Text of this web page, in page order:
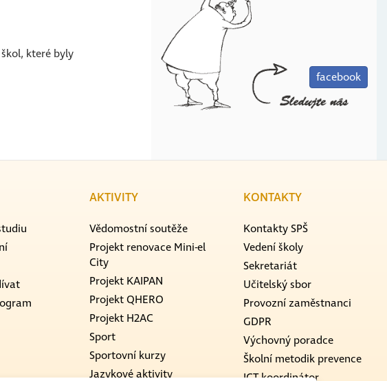
které byly
facebook
AKTIVITY
Vědomostní soutěže
Projekt renovace Mini-el
City
Projekt KAIPAN
Projekt QHERO
Projekt H2AC
Sport
Sportovní kurzy
Jazykové aktivity
KONTAKTY
Kontakty SPŠ
Vedení školy
Sekretariát
Učitelský sbor
Provozní zaměstnanci
GDPR
Výchovný poradce
Školní metodik prevence
ICT koordinátor